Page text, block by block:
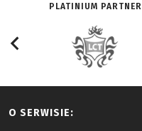
PLATINIUM PARTNER
O SERWISIE: